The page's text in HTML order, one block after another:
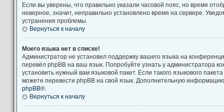
Если вы уверены, что правильно указали часовой пояс, но время
неверное, значит, неправильно установлено время на сервере.
устранения проблемы.
Вернуться к началу
Моего языка нет в списке!
Администратор не установил поддержку вашего языка на
перевёл phpBB на ваш язык. Попробуйте узнать у администратора
установить нужный вам языковой пакет. Если такого языкового
можете перевести phpBB на свой язык. Дополнительную
phpBB®.
Вернуться к началу